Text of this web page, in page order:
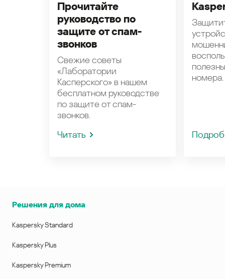
Прочитайте
руководство по
защите от спам-
звонков
Свежие советы
«Лаборатории
Касперского» в нашем
бесплатном руководстве
по защите от спам-
звонков.
Читать
номера.
Решения для дома
Kaspersky Standard
Kaspersky Plus
Kaspersky Premium